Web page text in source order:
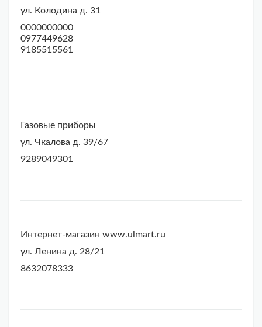
ул. Колодина д. 31
0000000000
0977449628
9185515561
Газовые приборы
ул. Чкалова д. 39/67
9289049301
Интернет-магазин www.ulmart.ru
ул. Ленина д. 28/21
8632078333